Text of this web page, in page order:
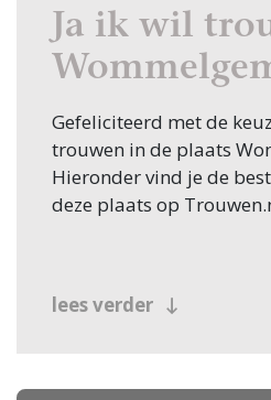
Ja ik wil
Gefeliciteerd met de
trouwen in de plaats
Hieronder vind je de
deze plaats op
lees verder